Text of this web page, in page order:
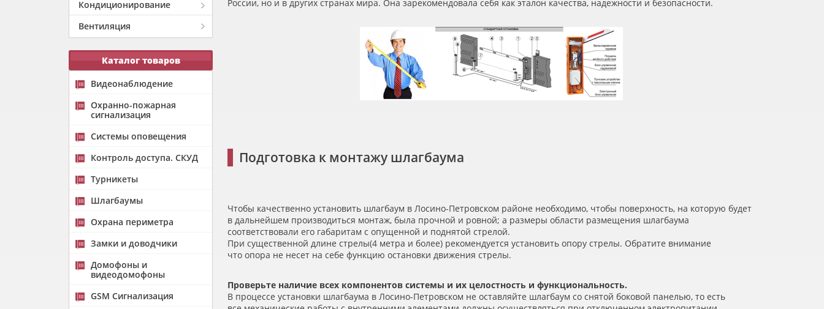
Кондиционирование
Вентиляция
Каталог товаров
Видеонаблюдение
Охранно-пожарная
сигнализация
Системы оповещения
Контроль доступа. СКУД
Турникеты
Шлагбаумы
Охрана периметра
Замки и доводчики
Домофоны и
видеодомофоны
GSM Сигнализация
России, но и в других странах мира. Она зарекомендовала себя как эталон качества, надежности и безопасности.
Подготовка к монтажу шлагбаума
Чтобы качественно установить шлагбаум в Лосино-Петровском районе необходимо, чтобы поверхность, на которую будет
в дальнейшем производиться монтаж, была прочной и ровной; а размеры области размещения шлагбаума
соответствовали его габаритам с опущенной и поднятой стрелой.
При существенной длине стрелы(4 метра и более) рекомендуется установить опору стрелы. Обратите внимание
что опора не несет на себе функцию остановки движения стрелы.
Проверьте наличие всех компонентов системы и их целостность и функциональность.
В процессе установки шлагбаума в Лосино-Петровском не оставляйте шлагбаум со снятой боковой панелью, то есть